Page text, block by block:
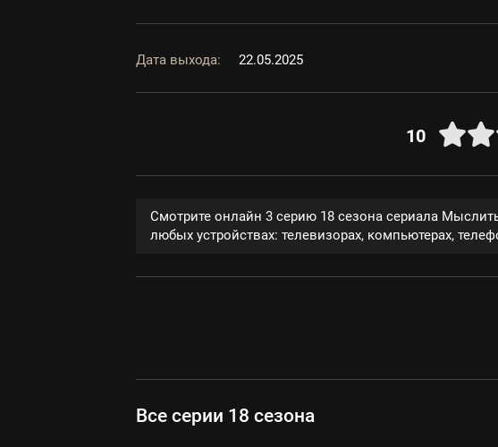
Дата выхода: 22.05.2025
10
Смотрите онлайн 3 серию 18 сезона сериала
любых устройствах: телевизорах, компьютерах,
Все серии 18 сезона